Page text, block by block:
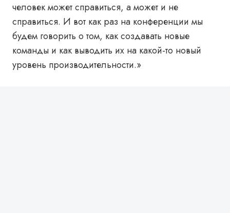
человек может справиться, а может и не
справиться. И вот как раз на конференции мы
будем говорить о том, как создавать новые
команды и как выводить их на какой-то новый
уровень производительности.»